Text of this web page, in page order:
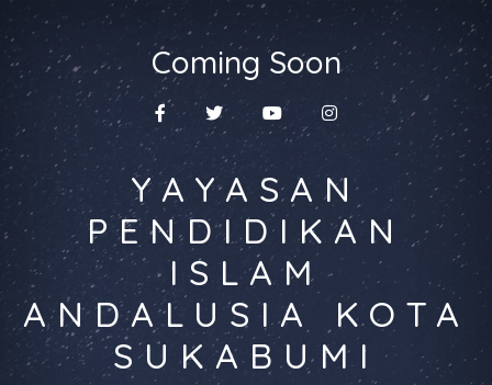
Coming Soon
YAYASAN
PENDIDIKAN
ISLAM
ANDALUSIA KOTA
SUKABUMI